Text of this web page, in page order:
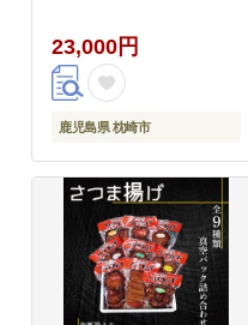
23,000円
鹿児島県 枕崎市